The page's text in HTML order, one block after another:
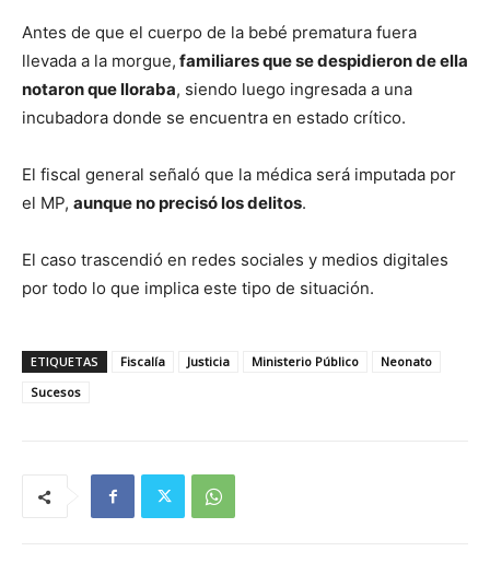
Antes de que el cuerpo de la bebé prematura fuera
llevada a la morgue, familiares que se despidieron de ella
notaron que lloraba, siendo luego ingresada a una
incubadora donde se encuentra en estado crítico.
El fiscal general señaló que la médica será imputada por
el MP, aunque no precisó los delitos.
El caso trascendió en redes sociales y medios digitales
por todo lo que implica este tipo de situación.
ETIQUETAS Fiscalía Justicia Ministerio Público
Neonato
Sucesos